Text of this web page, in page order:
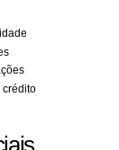
crédito